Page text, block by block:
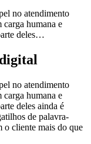
no atendimento
humana e
deles…
no atendimento
humana e
deles ainda é
de palavra-
o cliente mais do que